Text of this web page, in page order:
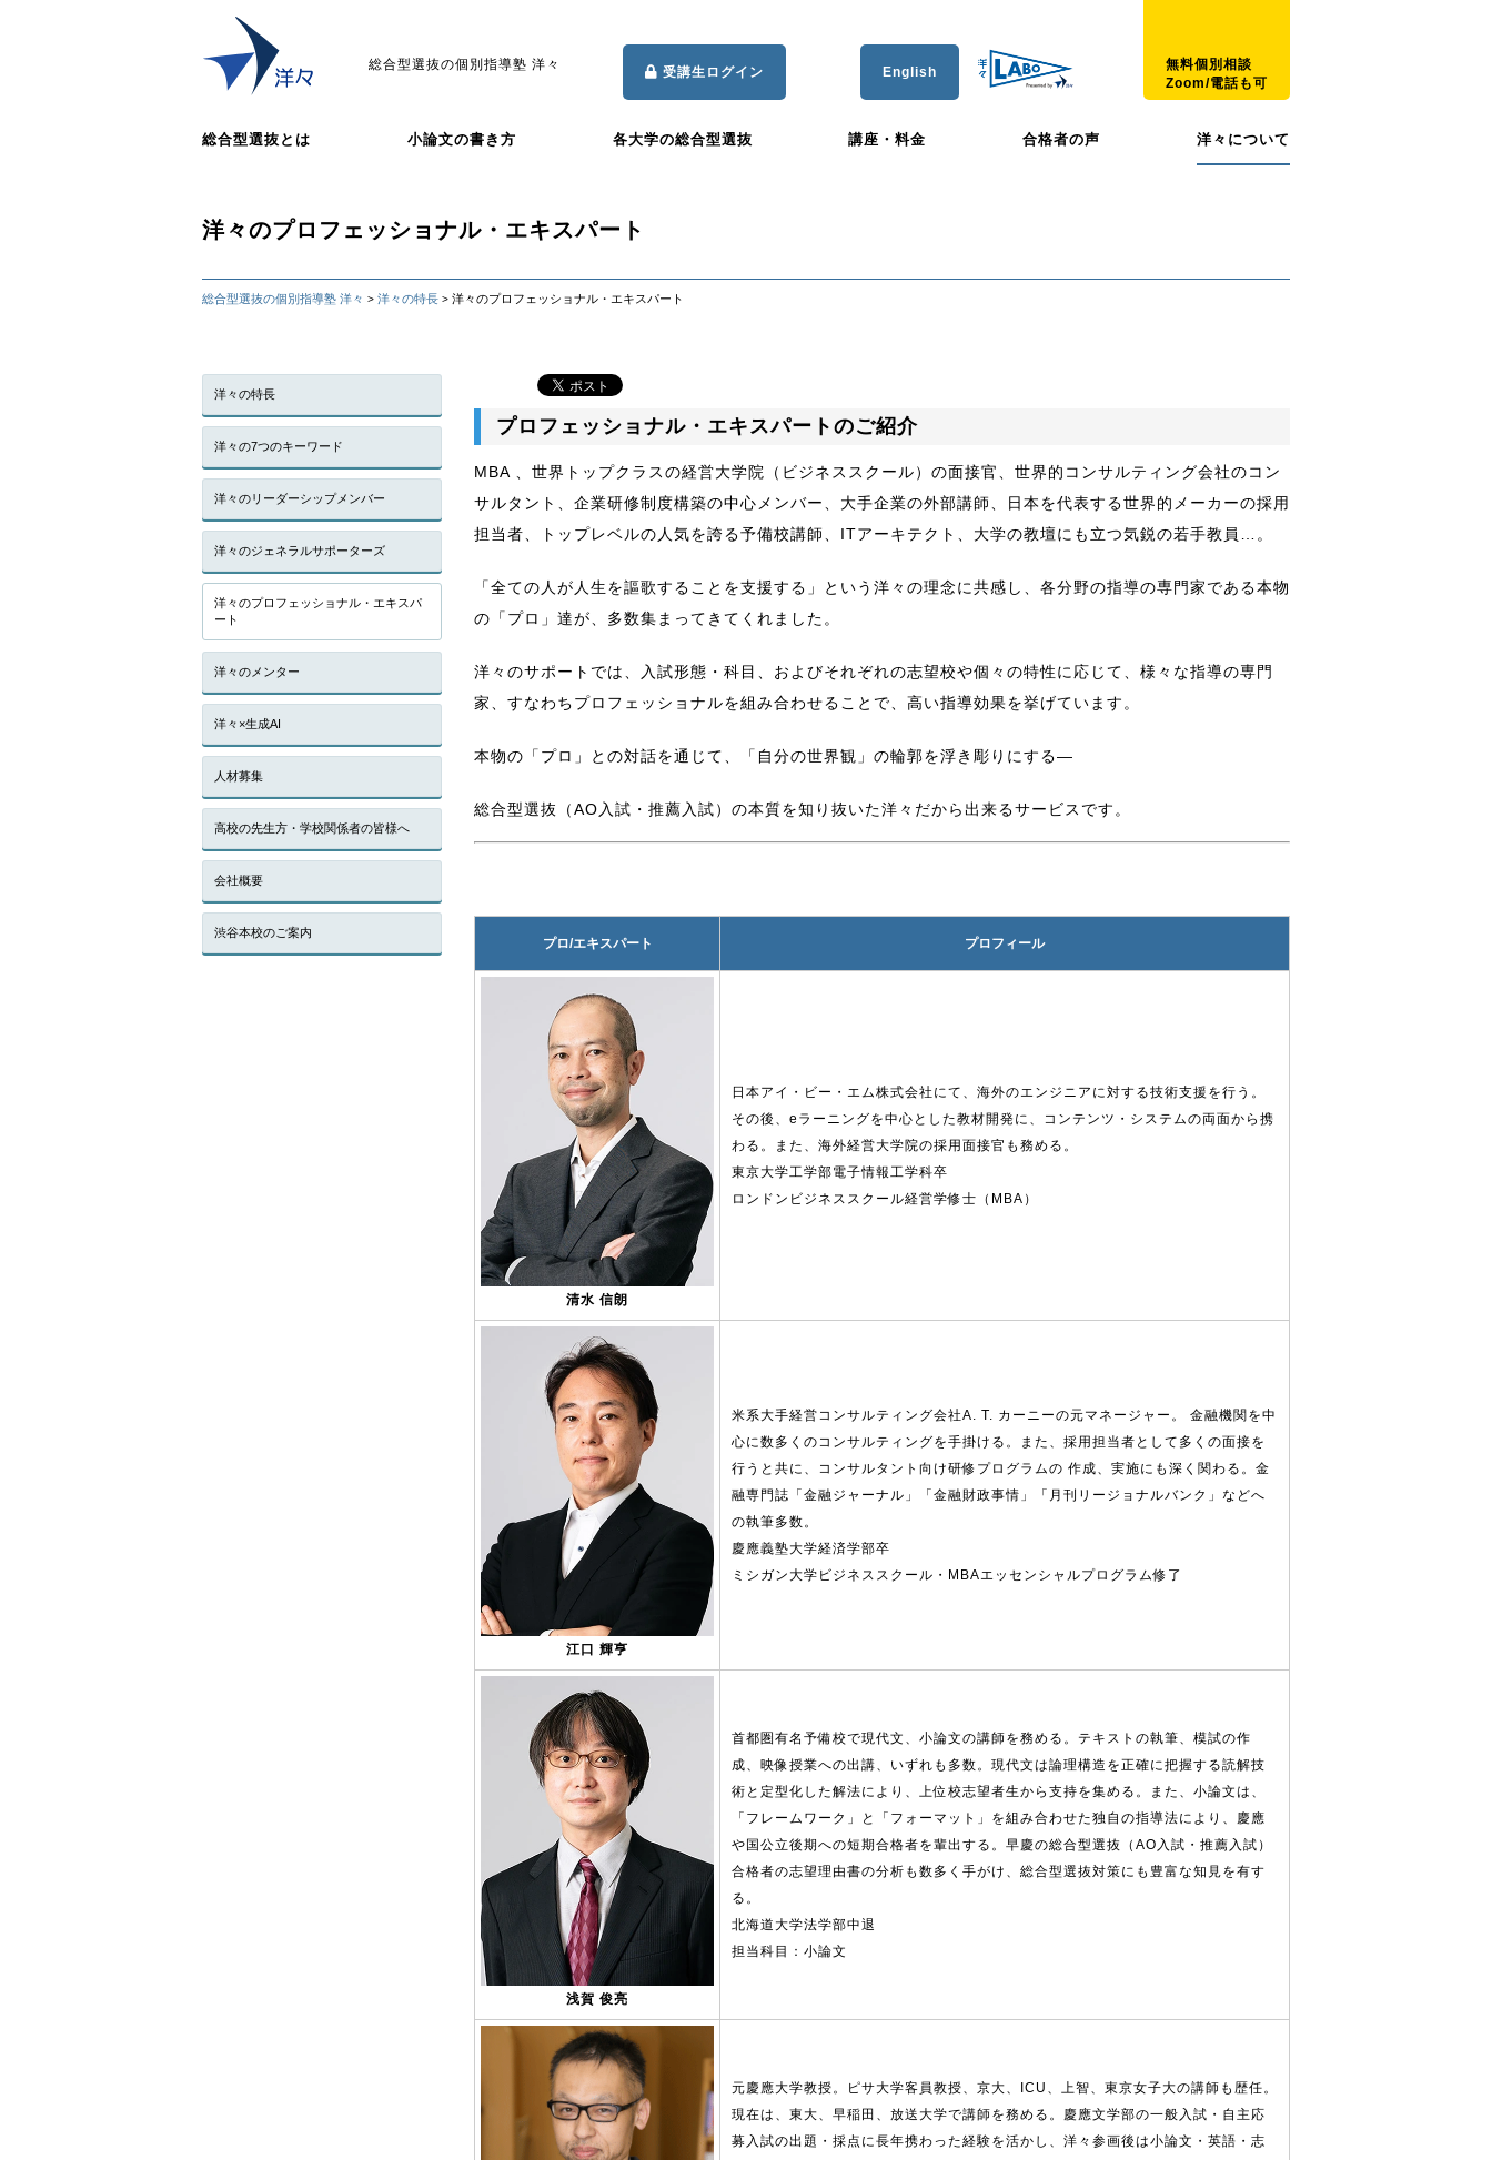
総合型選抜の個別指導塾 洋々 受講生ログイン English
無料個別相談
Zoom/電話も可
総合型選抜とは 小論文の書き方 各大学の総合型選抜 講座・料金 合格者の声 洋々について
洋々のプロフェッショナル・エキスパート
総合型選抜の個別指導塾 洋々 > 洋々の特長 > 洋々のプロフェッショナル・エキスパート
プロフェッショナル・エキスパートのご紹介
MBA 、世界トップクラスの経営大学院（ビジネススクール）の面接官、世界的コンサルティング会社のコン
サルタント、企業研修制度構築の中心メンバー、大手企業の外部講師、日本を代表する世界的メーカーの採用
担当者、トップレベルの人気を誇る予備校講師、ITアーキテクト、大学の教壇にも立つ気鋭の若手教員…。
「全ての人が人生を謳歌することを支援する」という洋々の理念に共感し、各分野の指導の専門家である本物
の「プロ」達が、多数集まってきてくれました。
洋々のサポートでは、入試形態・科目、およびそれぞれの志望校や個々の特性に応じて、様々な指導の専門
家、すなわちプロフェッショナルを組み合わせることで、高い指導効果を挙げています。
本物の「プロ」との対話を通じて、「自分の世界観」の輪郭を浮き彫りにする―
総合型選抜（AO入試・推薦入試）の本質を知り抜いた洋々だから出来るサービスです。
プロ/エキスパート プロフィール
清水 信朗
日本アイ・ビー・エム株式会社にて、海外のエンジニアに対する技術支援を行う。
その後、eラーニングを中心とした教材開発に、コンテンツ・システムの両面から携
わる。また、海外経営大学院の採用面接官も務める。
東京大学工学部電子情報工学科卒
ロンドンビジネススクール経営学修士（MBA）
江口 輝亨
米系大手経営コンサルティング会社A. T. カーニーの元マネージャー。 金融機関を中
心に数多くのコンサルティングを手掛ける。また、採用担当者として多くの面接を
行うと共に、コンサルタント向け研修プログラムの 作成、実施にも深く関わる。金
融専門誌「金融ジャーナル」「金融財政事情」「月刊リージョナルバンク」などへ
の執筆多数。
慶應義塾大学経済学部卒
ミシガン大学ビジネススクール・MBAエッセンシャルプログラム修了
浅賀 俊亮
首都圏有名予備校で現代文、小論文の講師を務める。テキストの執筆、模試の作
成、映像授業への出講、いずれも多数。現代文は論理構造を正確に把握する読解技
術と定型化した解法により、上位校志望者生から支持を集める。また、小論文は、
「フレームワーク」と「フォーマット」を組み合わせた独自の指導法により、慶應
や国公立後期への短期合格者を輩出する。早慶の総合型選抜（AO入試・推薦入試）
合格者の志望理由書の分析も数多く手がけ、総合型選抜対策にも豊富な知見を有す
る。
北海道大学法学部中退
担当科目：小論文
元慶應大学教授。ピサ大学客員教授、京大、ICU、上智、東京女子大の講師も歴任。
現在は、東大、早稲田、放送大学で講師を務める。慶應文学部の一般入試・自主応
募入試の出題・採点に長年携わった経験を活かし、洋々参画後は小論文・英語・志
洋々の特長
洋々の7つのキーワード
洋々のリーダーシップメンバー
洋々のジェネラルサポーターズ
洋々のプロフェッショナル・エキスパ
ート
洋々のメンター
洋々×生成AI
人材募集
高校の先生方・学校関係者の皆様へ
会社概要
渋谷本校のご案内